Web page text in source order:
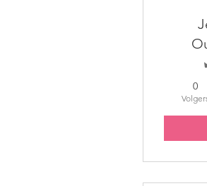
0